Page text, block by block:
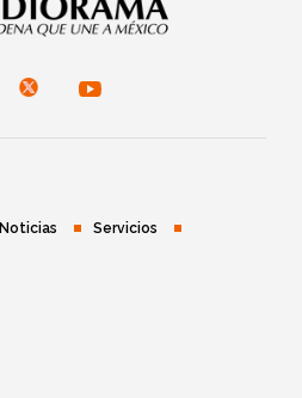
Noticias Servicios